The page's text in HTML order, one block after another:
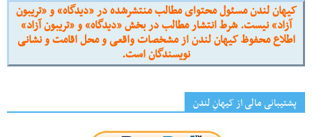
کیهان لندن مسئول محتوای مطالب منتشرشده در «دیدگاه» و «تریبون
آزاد» نیست. شرط انتشار مطالب در بخش «دیدگاه» و «تریبون آزاد»
اطلاع محفوظ کیهان لندن از مشخصات واقعی و محل اقامت و نشانی
نویسندگان است.
پشتیبانی مالی از کیهانِ لندن